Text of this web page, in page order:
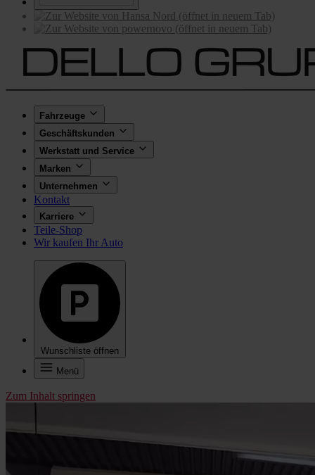
Fahrzeuge
Geschäftskunden
Werkstatt und Service
Marken
Unternehmen
Kontakt
Karriere
Teile-Shop
Wir kaufen Ihr Auto
Wunschliste öffnen
Menü
Zum Inhalt springen